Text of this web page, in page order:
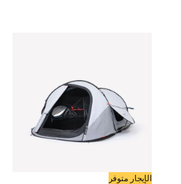
الإيجار متوفر